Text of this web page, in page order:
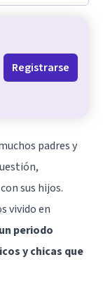
Registrarse
padres y
sus hijos.
vivido en
periodo
y chicas que